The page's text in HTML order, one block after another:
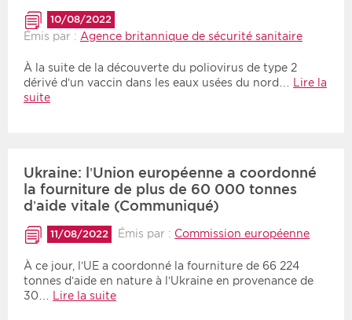
10/08/2022
Émis par : Agence britannique de sécurité sanitaire
À la suite de la découverte du poliovirus de type 2
dérivé d’un vaccin dans les eaux usées du nord…
Lire la
suite
Ukraine: l’Union européenne a coordonné
la fourniture de plus de 60 000 tonnes
d’aide vitale (Communiqué)
11/08/2022 Émis par : Commission européenne
À ce jour, l’UE a coordonné la fourniture de 66 224
tonnes d’aide en nature à l’Ukraine en provenance de
30…
Lire la suite